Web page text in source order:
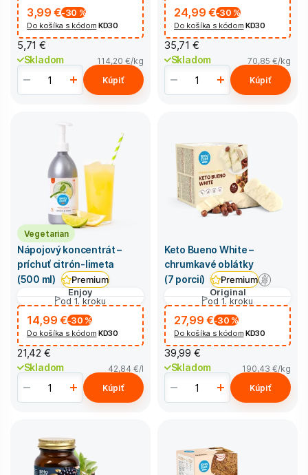
3,99 €-30 %
Do košíka s kódom KD30
5,71 €
Skladom 114,20 €/kg
Kúpiť
24,99 €-30 %
Do košíka s kódom KD30
35,71 €
Skladom 70,85 €/kg
Kúpiť
Vegetarian
Nápojový koncentrát –
príchuť citrón-limeta
(500 ml)
Premium
Enjoy
od 1. kroku
14,99 €-30 %
Do košíka s kódom KD30
21,42 €
Skladom 42,84 €/l
Kúpiť
Keto Bueno White –
chrumkavé oblátky
(7 porcií)
Premium
Original
od 1. kroku
27,99 €-30 %
Do košíka s kódom KD30
39,99 €
Skladom 190,43 €/kg
Kúpiť